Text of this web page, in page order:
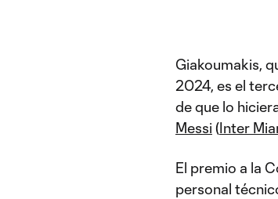
Giakoumakis,
2024, es el
de que lo
Messi (Inter
El premio a la
personal